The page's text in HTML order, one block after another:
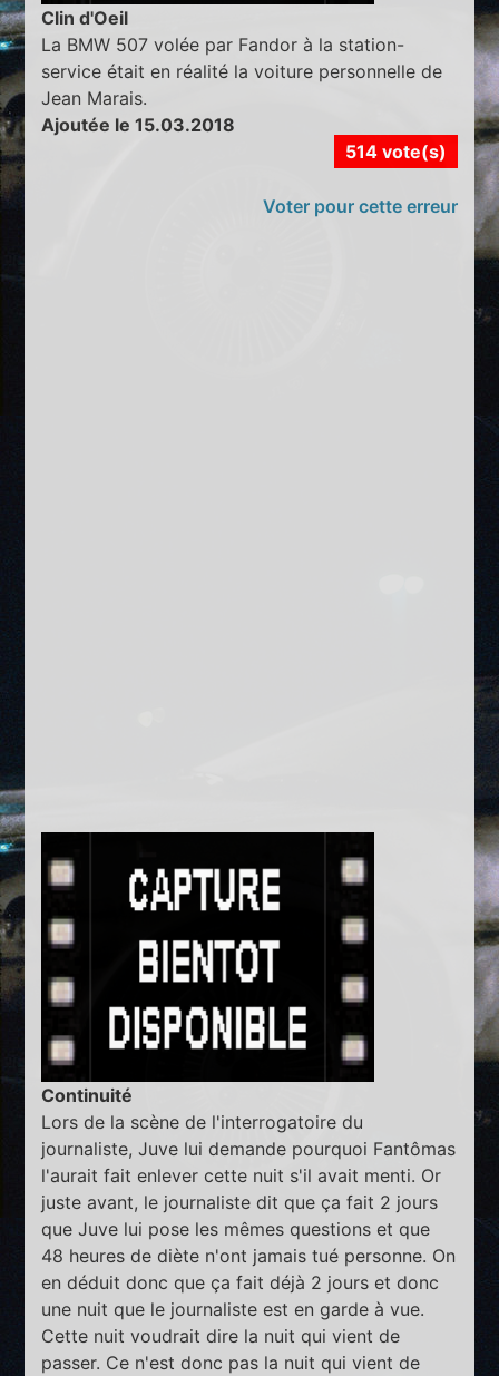
Clin d'Oeil
La BMW 507 volée par Fandor à la station-
service était en réalité la voiture personnelle de
Jean Marais.
Ajoutée le 15.03.2018
514 vote(s)
Voter pour cette erreur
Continuité
Lors de la scène de l'interrogatoire du
journaliste, Juve lui demande pourquoi Fantômas
l'aurait fait enlever cette nuit s'il avait menti. Or
juste avant, le journaliste dit que ça fait 2 jours
que Juve lui pose les mêmes questions et que
48 heures de diète n'ont jamais tué personne. On
en déduit donc que ça fait déjà 2 jours et donc
une nuit que le journaliste est en garde à vue.
Cette nuit voudrait dire la nuit qui vient de
passer. Ce n'est donc pas la nuit qui vient de